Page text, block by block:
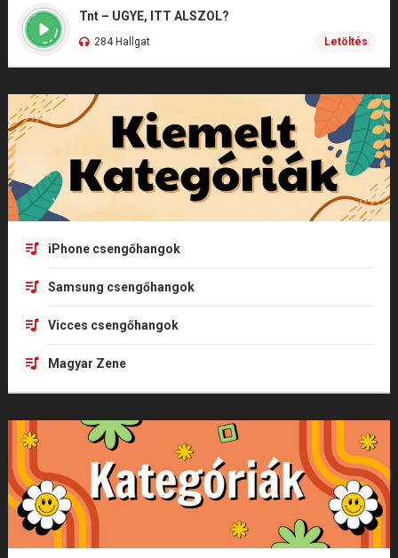
Tnt – UGYE, ITT ALSZOL?
284 Hallgat Letöltés
iPhone csengőhangok
Samsung csengőhangok
Vicces csengőhangok
Magyar Zene